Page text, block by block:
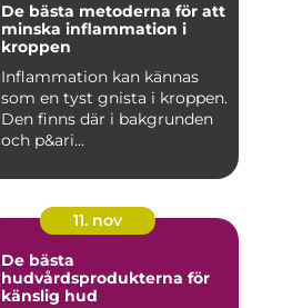
De bästa metoderna för att
minska inflammation i
kroppen
Inflammation kan kännas
som en tyst gnista i kroppen.
Den finns där i bakgrunden
och p&ari...
11. nov
De bästa
hudvårdsprodukterna för
känslig hud